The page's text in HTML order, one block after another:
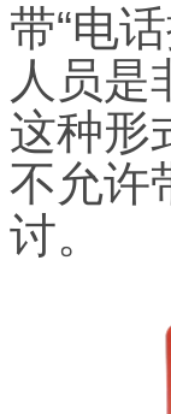
带“电
人员是
这种形
不允许
讨。